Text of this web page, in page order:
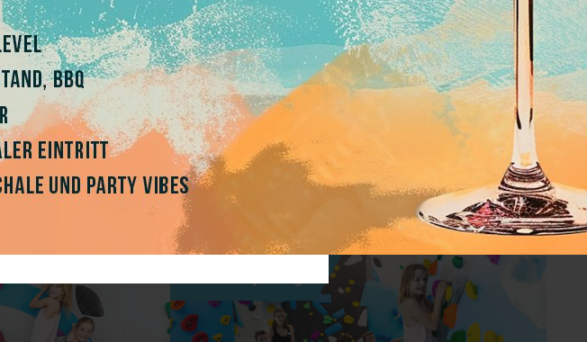
Bequeme Sportkleidung, Lust auf ein spannendes Ferienprogramm und eine
ausgefüllteEinverständniserklärung– mehr brauchen die Kids nicht, denn Eintritt,
Leihschuhe und sogarMittagessen ist inklusive!
1 Tag